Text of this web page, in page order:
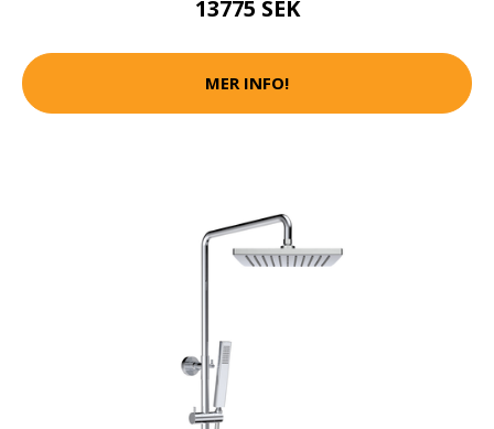
13775 SEK
MER INFO!